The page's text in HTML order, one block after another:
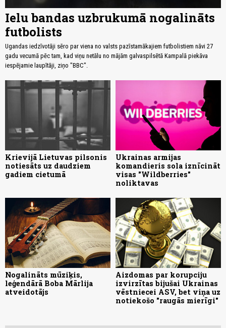
Ielu bandas uzbrukumā nogalināts
futbolists
Ugandas iedzīvotāji sēro par viena no valsts pazīstamākajiem futbolistiem nāvi 27
gadu vecumā pēc tam, kad viņu netālu no mājām galvaspilsētā Kampalā piekāva
iespējamie laupītāji, ziņo "BBC".
Krievijā Lietuvas pilsonis
notiesāts uz daudziem
gadiem cietumā
Ukrainas armijas
komandieris sola iznīcināt
visas "Wildberries"
noliktavas
Nogalināts mūziķis,
leģendārā Boba Mārlija
atveidotājs
Aizdomas par korupciju
izvirzītas bijušai Ukrainas
vēstniecei ASV, bet viņa uz
notiekošo "raugās mierīgi"